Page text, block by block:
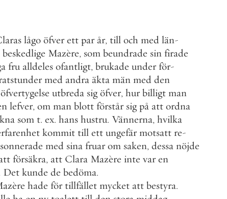
lågo öfver ett par år, till och med län-
beskedlige Mazère, som beundrade sin firade
fru alldeles ofantligt, brukade under för-
med andra äkta män med den
öfvertygelse utbreda sig öfver, hur billigt man
lefver, om man blott förstår sig på att ordna
som t. ex. hans hustru. Vännerna, hvilka
kommit till ett ungefär motsatt re-
med sina fruar om saken, dessa nöjde
försäkra, att Clara Mazère inte var en
Det kunde de bedöma.
hade för tillfället mycket att bestyra.